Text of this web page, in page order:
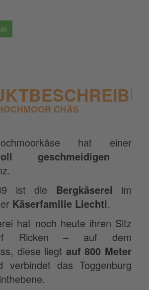
CHÄS
hat einer
geschmeidigen
ist die Bergkäserei im
Käserfamilie Liechti.
hat noch heute ihren Sitz
Ricken – auf dem
diese liegt auf 800 Meter
verbindet das Toggenburg